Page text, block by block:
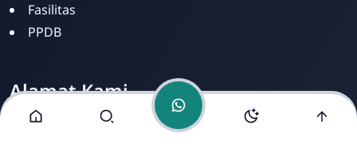
Fasilitas
PPDB
Alamat Kami
Jl. Ahmad Yani No. 273 Kel. Cihapit Kec. Bandung Wetan